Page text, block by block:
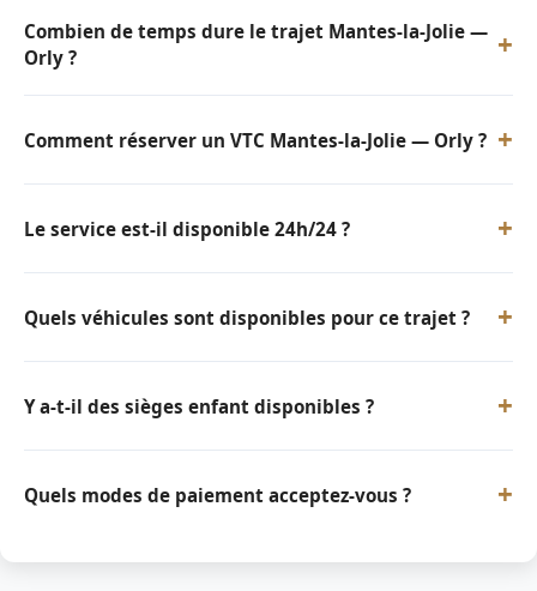
Combien de temps dure le trajet Mantes-la-Jolie —
Orly ?
+
Comment réserver un VTC Mantes-la-Jolie — Orly ? +
Le service est-il disponible 24h/24 ? +
Quels véhicules sont disponibles pour ce trajet ? +
Y a-t-il des sièges enfant disponibles ? +
Quels modes de paiement acceptez-vous ? +